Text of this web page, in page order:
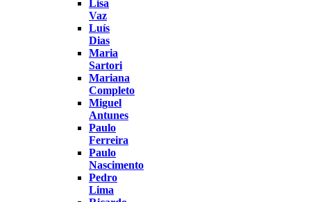
Lisa
Vaz
Luís
Dias
Maria
Sartori
Mariana
Completo
Miguel
Antunes
Paulo
Ferreira
Paulo
Nascimento
Pedro
Lima